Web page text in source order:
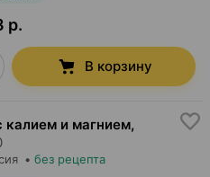
р.
В корзину
и магнием,
• без рецепта